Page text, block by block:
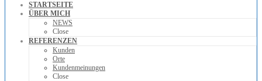
STARTSEITE
ÜBER MICH
NEWS
Close
REFERENZEN
Kunden
Orte
Kundenmeinungen
Close